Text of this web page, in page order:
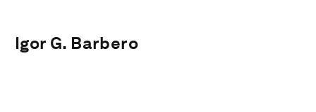
Igor G. Barbero